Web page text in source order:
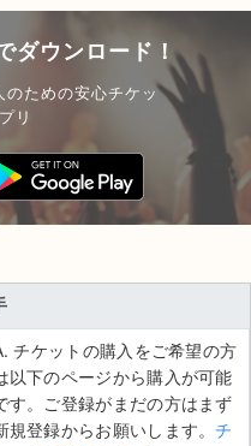
ダウンロード！
のための安心チケッ
リ
チケットの購入をご希望の方
以下のページから購入が可能
す。ご登録がまだの方はまず
規登録からお願いします。チ